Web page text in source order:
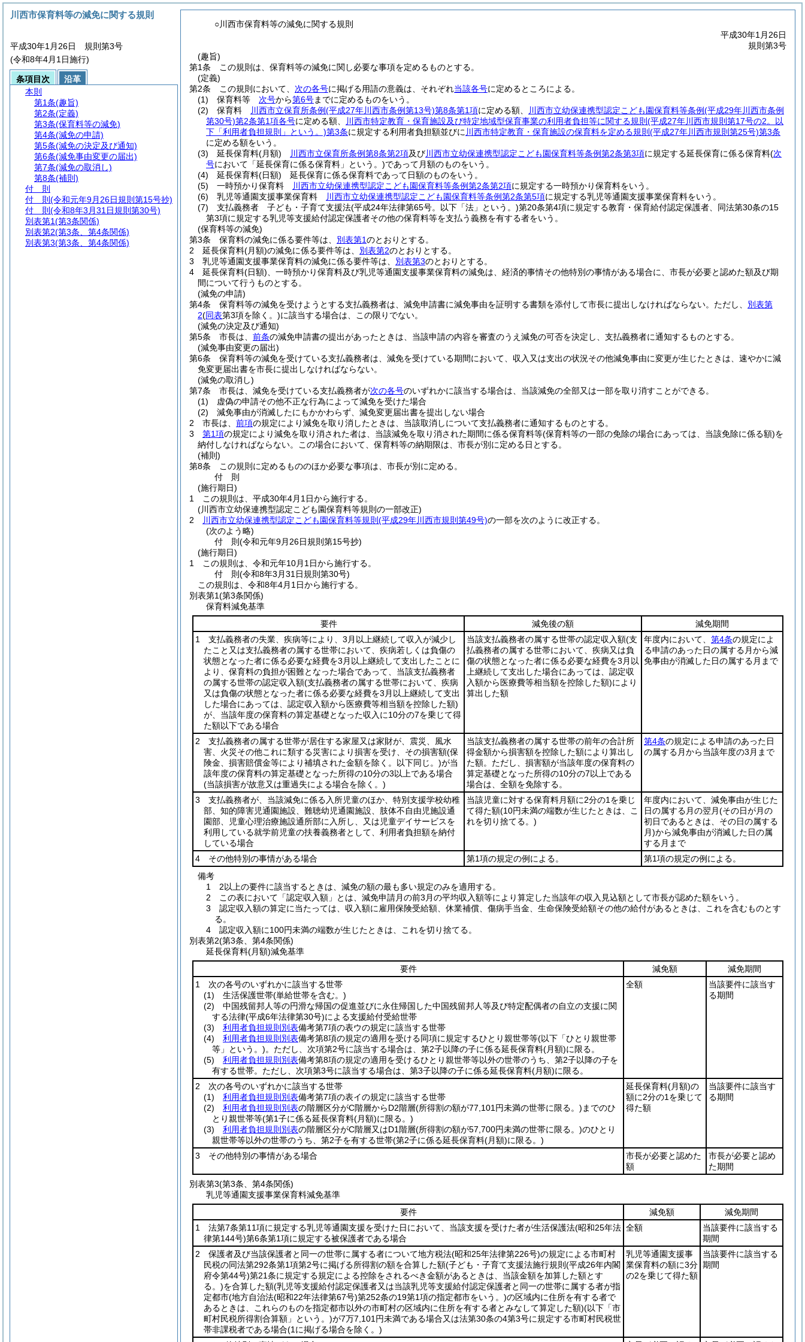
○川西市保育料等の減免に関する規則
平成30年1月26日
規則第3号
(趣旨)
第1条
この規則は、保育料等の減免に関し必要な事項を定めるものとする。
(定義)
第2条
この規則において、 次の各号に掲げる用語の意義は、それぞれ当該各号に定めるところによる。
(1)
保育料等 次号から第6号までに定めるものをいう。
(2)
保育料 川西市立保育所条例(平成27年川西市条例第13号)第8条第1項に定める額、 川西市立幼保連携型認定こども園保育料等条例(平成29年川西市条例
第30号)第2条第1項各号に定める額、 川西市特定教育・保育施設及び特定地域型保育事業の利用者負担等に関する規則 (平成27年川西市規則第17号の2。以
下「利用者負担規則」という。)第3条に規定する利用者負担額並びに 川西市特定教育・保育施設の保育料を定める規則 (平成27年川西市規則第25号)第3条
に定める額をいう。
(3)
延長保育料(月額) 川西市立保育所条例第8条第2項及び川西市立幼保連携型認定こども園保育料等条例第2条第3項に規定する延長保育に係る保育料(次
号において「延長保育に係る保育料」という。)であって月額のものをいう。
(4)
延長保育料(日額) 延長保育に係る保育料であって日額のものをいう。
(5)
一時預かり保育料 川西市立幼保連携型認定こども園保育料等条例第2条第2項に規定する一時預かり保育料をいう。
(6)
乳児等通園支援事業保育料 川西市立幼保連携型認定こども園保育料等条例第2条第5項に規定する乳児等通園支援事業保育料をいう。
(7)
支払義務者 子ども・子育て支援法(平成24年法律第65号。以下「法」という。)第20条第4項に規定する教育・保育給付認定保護者、同法第30条の15
第3項に規定する乳児等支援給付認定保護者その他の保育料等を支払う義務を有する者をいう。
(保育料等の減免)
第3条
保育料の減免に係る要件等は、 別表第1のとおりとする。
2
延長保育料(月額)の減免に係る要件等は、 別表第2のとおりとする。
3
乳児等通園支援事業保育料の減免に係る要件等は、 別表第3のとおりとする。
4
延長保育料(日額) 、一時預かり保育料及び乳児等通園支援事業保育料の減免は、経済的事情その他特別の事情がある場合に、市長が必要と認めた額及び期
間について行うものとする。
(減免の申請)
第4条
保育料等の減免を受けようとする支払義務者は、減免申請書に減免事由を証明する書類を添付して市長に提出しなければならない。 ただし、 別表第
2(同表第3項を除く。)に該当する場合は、この限りでない。
(減免の決定及び通知)
第5条
市長は、 前条の減免申請書の提出があったときは、当該申請の内容を審査のうえ減免の可否を決定し、支払義務者に通知するものとする。
(減免事由変更の届出)
第6条
保育料等の減免を受けている支払義務者は、減免を受けている期間において、収入又は支出の状況その他減免事由に変更が生じたときは、速やかに減
免変更届出書を市長に提出しなければならない。
(減免の取消し)
第7条
市長は、減免を受けている支払義務者が次の各号のいずれかに該当する場合は、当該減免の全部又は一部を取り消すことができる。
(1)
虚偽の申請その他不正な行為によって減免を受けた場合
(2)
減免事由が消滅したにもかかわらず、減免変更届出書を提出しない場合
2
市長は、 前項の規定により減免を取り消したときは、当該取消しについて支払義務者に通知するものとする。
3
第1項の規定により減免を取り消された者は、当該減免を取り消された期間に係る保育料等(保育料等の一部の免除の場合にあっては、当該免除に係る額)を
納付しなければならない。
この場合において、保育料等の納期限は、市長が別に定める日とする。
(補則)
第8条
この規則に定めるもののほか必要な事項は、市長が別に定める。
付 則
(施行期日)
1
この規則は、平成30年4月1日から施行する。
(川西市立幼保連携型認定こども園保育料等規則の一部改正)
2
川西市立幼保連携型認定こども園保育料等規則 (平成29年川西市規則第49号)の一部を次のように改正する。
(次のよう略)
付 則(令和元年9月26日規則第15号抄)
(施行期日)
1
この規則は、令和元年10月1日から施行する。
付 則(令和8年3月31日規則第30号)
この規則は、令和8年4月1日から施行する。
別表第1(第3条関係)
保育料減免基準
要件
減免後の額
減免期間
1 支払義務者の失業、疾病等により、3月以上継続して収入が減少し
たこと又は支払義務者の属する世帯において、疾病若しくは負傷の
状態となった者に係る必要な経費を3月以上継続して支出したことに
より、保育料の負担が困難となった場合であって、当該支払義務者
の属する世帯の認定収入額(支払義務者の属する世帯において、疾病
又は負傷の状態となった者に係る必要な経費を3月以上継続して支出
した場合にあっては、認定収入額から医療費等相当額を控除した額)
が、当該年度の保育料の算定基礎となった収入に10分の7を乗じて得
た額以下である場合
当該支払義務者の属する世帯の認定収入額(支
払義務者の属する世帯において、疾病又は負
傷の状態となった者に係る必要な経費を3月以
上継続して支出した場合にあっては、認定収
入額から医療費等相当額を控除した額)により
算出した額
年度内において、 第4条の規定によ
る申請のあった日の属する月から減
免事由が消滅した日の属する月まで
2 支払義務者の属する世帯が居住する家屋又は家財が、震災、風水
害、火災その他これに類する災害により損害を受け、その損害額(保
険金、損害賠償金等により補填された金額を除く。以下同じ。)が当
該年度の保育料の算定基礎となった所得の10分の3以上である場合
(当該損害が故意又は重過失による場合を除く。)
当該支払義務者の属する世帯の前年の合計所
得金額から損害額を控除した額により算出し
た額。ただし、損害額が当該年度の保育料の
算定基礎となった所得の10分の7以上である
場合は、全額を免除する。
第4条の規定による申請のあった日
の属する月から当該年度の3月まで
3 支払義務者が、当該減免に係る入所児童のほか、特別支援学校幼稚
部、知的障害児通園施設、難聴幼児通園施設、肢体不自由児施設通
園部、児童心理治療施設通所部に入所し、又は児童デイサービスを
利用している就学前児童の扶養義務者として、利用者負担額を納付
している場合
当該児童に対する保育料月額に2分の1を乗じ
て得た額(10円未満の端数が生じたときは、こ
れを切り捨てる。)
年度内において、減免事由が生じた
日の属する月の翌月(その日が月の
初日であるときは、その日の属する
月)から減免事由が消滅した日の属
する月まで
4 その他特別の事情がある場合
第1項の規定の例による。
第1項の規定の例による。
備考
1 2以上の要件に該当するときは、減免の額の最も多い規定のみを適用する。
2 この表において「認定収入額」とは、減免申請月の前3月の平均収入額等により算定した当該年の収入見込額として市長が認めた額をいう。
3 認定収入額の算定に当たっては、収入額に雇用保険受給額、休業補償、傷病手当金、生命保険受給額その他の給付があるときは、これを含むものとす
る。
4 認定収入額に100円未満の端数が生じたときは、これを切り捨てる。
別表第2(第3条、第4条関係)
延長保育料(月額)減免基準
要件
減免額
減免期間
1 次の各号のいずれかに該当する世帯
(1) 生活保護世帯(単給世帯を含む。)
(2) 中国残留邦人等の円滑な帰国の促進並びに永住帰国した中国残留邦人等及び特定配偶者の自立の支援に関
する法律(平成6年法律第30号)による支援給付受給世帯
(3)
利用者負担規則別表備考第7項の表ウの規定に該当する世帯
(4)
利用者負担規則別表備考第8項の規定の適用を受ける同項に規定するひとり親世帯等(以下「ひとり親世帯
等」という。)。ただし、次項第2号に該当する場合は、第2子以降の子に係る延長保育料(月額)に限る。
(5)
利用者負担規則別表備考第8項の規定の適用を受けるひとり親世帯等以外の世帯のうち、第2子以降の子を
有する世帯。ただし、次項第3号に該当する場合は、第3子以降の子に係る延長保育料(月額)に限る。
全額
当該要件に該当す
る期間
2 次の各号のいずれかに該当する世帯
(1)
利用者負担規則別表備考第7項の表イの規定に該当する世帯
(2)
利用者負担規則別表の階層区分がC階層からD2階層(所得割の額が77,101円未満の世帯に限る。) までのひ
とり親世帯等(第1子に係る延長保育料(月額)に限る。)
(3)
利用者負担規則別表の階層区分がC階層又はD1階層(所得割の額が57,700円未満の世帯に限る。)のひとり
親世帯等以外の世帯のうち、第2子を有する世帯(第2子に係る延長保育料(月額)に限る。)
延長保育料(月額)の
額に2分の1を乗じて
得た額
当該要件に該当す
る期間
3 その他特別の事情がある場合
市長が必要と認めた
額
市長が必要と認め
た期間
別表第3(第3条、第4条関係)
乳児等通園支援事業保育料減免基準
要件
減免額
減免期間
1 法第7条第11項に規定する乳児等通園支援を受けた日において、当該支援を受けた者が生活保護法(昭和25年法
律第144号)第6条第1項に規定する被保護者である場合
全額
当該要件に該当する
期間
2 保護者及び当該保護者と同一の世帯に属する者について地方税法(昭和25年法律第226号)の規定による市町村
民税の同法第292条第1項第2号に掲げる所得割の額を合算した額(子ども・子育て支援法施行規則 (平成26年内閣
府令第44号)第21条に規定する規定による控除をされるべき金額があるときは、当該金額を加算した額とす
る。)を合算した額(乳児等支援給付認定保護者又は当該乳児等支援給付認定保護者と同一の世帯に属する者が指
定都市(地方自治法(昭和22年法律第67号)第252条の19第1項の指定都市をいう。)の区域内に住所を有する者で
あるときは、これらのものを指定都市以外の市町村の区域内に住所を有する者とみなして算定した額)(以下「市
町村民税所得割合算額」という。)が7万7,101円未満である場合又は法第30条の4第3号に規定する市町村民税世
帯非課税者である場合(1に掲げる場合を除く。)
乳児等通園支援事
業保育料の額に3分
の2を乗じて得た額
当該要件に該当する
期間
川西市保育料等の減免に関する規則
平成30年1月26日 規則第3号
(令和8年4月1日施行)
条項目次
沿革
本則
第1条(趣旨)
第2条(定義)
第3条(保育料等の減免)
第4条(減免の申請)
第5条(減免の決定及び通知)
第6条(減免事由変更の届出)
第7条(減免の取消し)
第8条(補則)
付 則
付 則 (令和元年9月26日規則第15号抄)
付 則 (令和8年3月31日規則第30号)
別表第1(第3条関係)
別表第2(第3条、第4条関係)
別表第3(第3条、第4条関係)